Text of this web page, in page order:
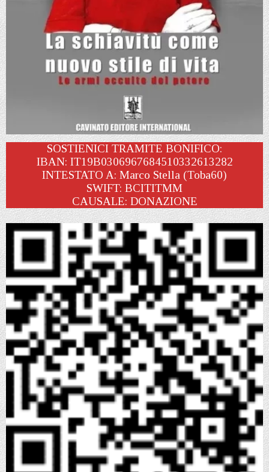
SOSTIENICI TRAMITE BONIFICO:
IBAN: IT19B0306967684510332613282
INTESTATO A: Marco Stella (Toba60)
SWIFT: BCITITMM
CAUSALE: DONAZIONE